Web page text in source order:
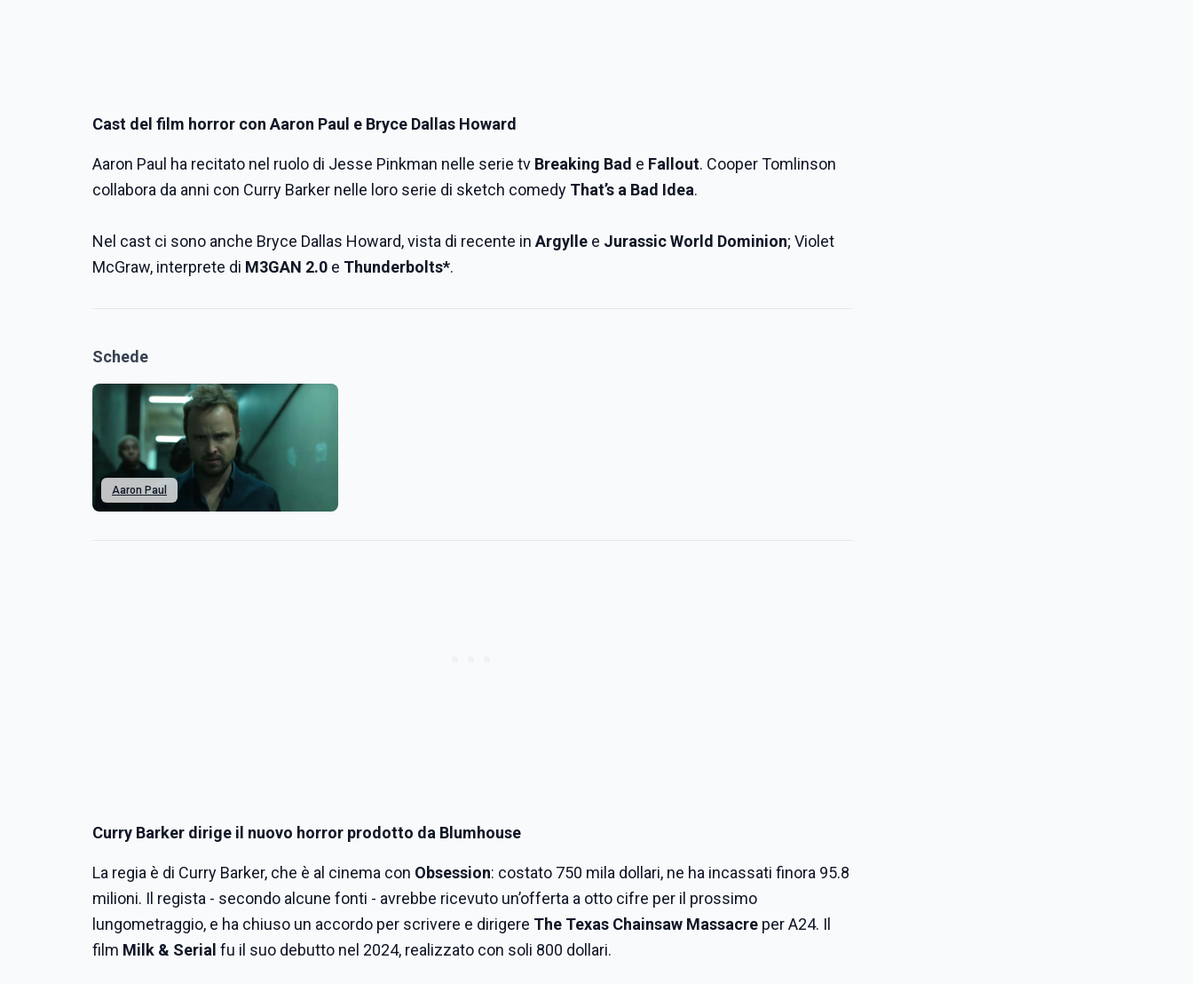
Cast del film horror con Aaron Paul e Bryce Dallas Howard
Aaron Paul ha recitato nel ruolo di Jesse Pinkman nelle serie tv Breaking Bad e Fallout. Cooper Tomlinson
collabora da anni con Curry Barker nelle loro serie di sketch comedy That’s a Bad Idea.
Nel cast ci sono anche Bryce Dallas Howard, vista di recente in Argylle e Jurassic World Dominion; Violet
McGraw, interprete di M3GAN 2.0 e Thunderbolts*.
Schede
Aaron Paul
Curry Barker dirige il nuovo horror prodotto da Blumhouse
La regia è di Curry Barker, che è al cinema con Obsession: costato 750 mila dollari, ne ha incassati finora 95.8
milioni. Il regista - secondo alcune fonti - avrebbe ricevuto un’offerta a otto cifre per il prossimo
lungometraggio, e ha chiuso un accordo per scrivere e dirigere The Texas Chainsaw Massacre per A24. Il
film Milk & Serial fu il suo debutto nel 2024, realizzato con soli 800 dollari.